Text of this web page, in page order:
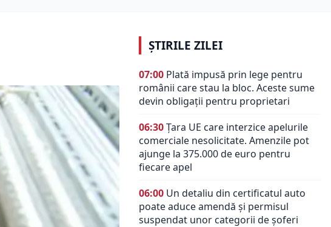
ȘTIRILE ZILEI
07:00 Plată impusă prin lege pentru
românii care stau la bloc. Aceste sume
devin obligații pentru proprietari
06:30Țara UE care interzice apelurile
comerciale nesolicitate. Amenzile pot
ajunge la 375.000 de euro pentru
fiecare apel
06:00 Un detaliu din certificatul auto
poate aduce amendă și permisul
suspendat unor categorii de șoferi